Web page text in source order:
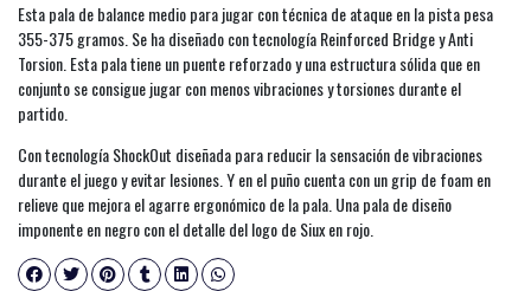
Esta pala de balance medio para jugar con técnica de ataque en la pista pesa
355-375 gramos. Se ha diseñado con tecnología Reinforced Bridge y Anti
Torsion. Esta pala tiene un puente reforzado y una estructura sólida que en
conjunto se consigue jugar con menos vibraciones y torsiones durante el
partido.
Con tecnología ShockOut diseñada para reducir la sensación de vibraciones
durante el juego y evitar lesiones. Y en el puño cuenta con un grip de foam en
relieve que mejora el agarre ergonómico de la pala. Una pala de diseño
imponente en negro con el detalle del logo de Siux en rojo.